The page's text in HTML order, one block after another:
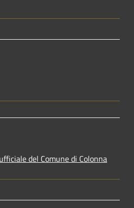
del Comune di Colonna